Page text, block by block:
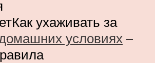
ухаживать за
условиях –